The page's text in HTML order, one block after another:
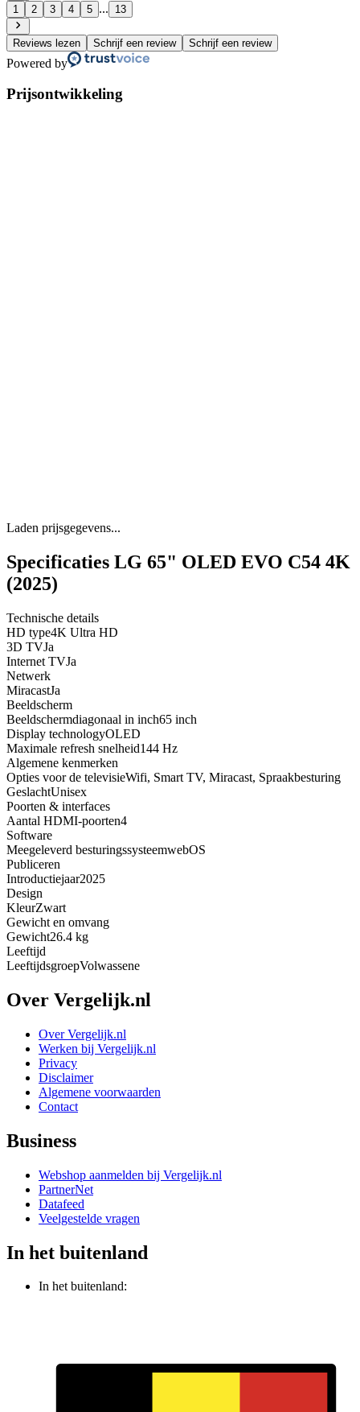
1 2 3 4 5 ... 13
Reviews lezen Schrijf een review Schrijf een review
Powered by
Prijsontwikkeling
Laden prijsgegevens...
Specificaties LG 65" OLED EVO C54 4K
(2025)
Technische details
HD type4K Ultra HD
3D TVJa
Internet TVJa
Netwerk
MiracastJa
Beeldscherm
Beeldschermdiagonaal in inch65 inch
Display technologyOLED
Maximale refresh snelheid144 Hz
Algemene kenmerken
Opties voor de televisieWifi, Smart TV, Miracast, Spraakbesturing
GeslachtUnisex
Poorten & interfaces
Aantal HDMI-poorten4
Software
Meegeleverd besturingssysteemwebOS
Publiceren
Introductiejaar2025
Design
KleurZwart
Gewicht en omvang
Gewicht26.4 kg
Leeftijd
LeeftijdsgroepVolwassene
Over Vergelijk.nl
Over Vergelijk.nl
Werken bij Vergelijk.nl
Privacy
Disclaimer
Algemene voorwaarden
Contact
Business
Webshop aanmelden bij Vergelijk.nl
PartnerNet
Datafeed
Veelgestelde vragen
In het buitenland
In het buitenland: